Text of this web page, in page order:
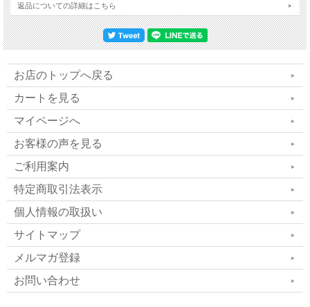
愛 感謝のカラーであるピンクも採用しカラーバ
リエーションも広がりました。
また、文字やデザインの風合いがより優しくな
りました。
サイズもLLサイズが追加され、世界の方々にも
愛されています。
返品についての詳細はこちら
お店のトップへ戻る
カートを見る
マイページへ
お客様の声を見る
ご利用案内
特定商取引法表示
個人情報の取扱い
サイトマップ
メルマガ登録
お問い合わせ